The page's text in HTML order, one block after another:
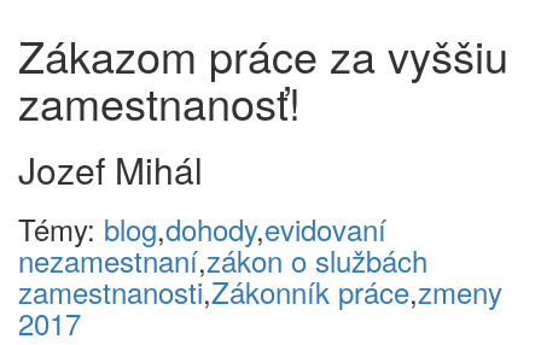
Zákazom práce za vyššiu
zamestnanosť!
Jozef Mihál
Témy: blog,dohody,evidovaní
nezamestnaní,zákon o službách
zamestnanosti,Zákonník práce,zmeny
2017